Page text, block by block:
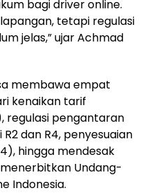
bagi driver online.
tetapi regulasi
jelas,” ujar Achmad
membawa empat
kenaikan tarif
regulasi pengantaran
dan R4, penyesuaian
hingga mendesak
Undang-
Indonesia.